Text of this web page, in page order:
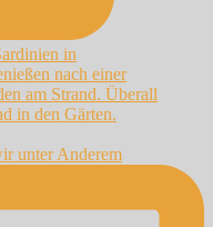
unter Anderem